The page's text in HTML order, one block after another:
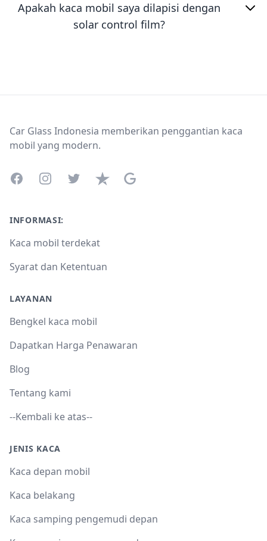
Apakah kaca mobil saya dilapisi dengan
solar control film?
Car Glass Indonesia memberikan penggantian kaca
mobil yang modern.
FacebookInstagramTwitterTrustpilotGoogle Business Profile
INFORMASI:
Kaca mobil terdekat
Syarat dan Ketentuan
LAYANAN
Bengkel kaca mobil
Dapatkan Harga Penawaran
Blog
Tentang kami
--Kembali ke atas--
JENIS KACA
Kaca depan mobil
Kaca belakang
Kaca samping pengemudi depan